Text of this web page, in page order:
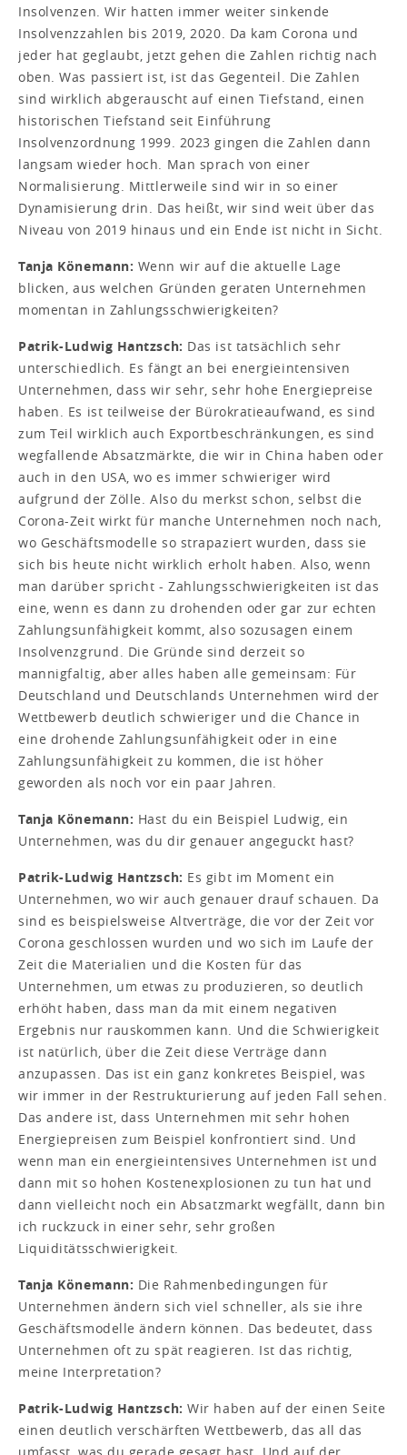
Insolvenzen. Wir hatten immer weiter sinkende
Insolvenzzahlen bis 2019, 2020. Da kam Corona und
jeder hat geglaubt, jetzt gehen die Zahlen richtig nach
oben. Was passiert ist, ist das Gegenteil. Die Zahlen
sind wirklich abgerauscht auf einen Tiefstand, einen
historischen Tiefstand seit Einführung
Insolvenzordnung 1999. 2023 gingen die Zahlen dann
langsam wieder hoch. Man sprach von einer
Normalisierung. Mittlerweile sind wir in so einer
Dynamisierung drin. Das heißt, wir sind weit über das
Niveau von 2019 hinaus und ein Ende ist nicht in Sicht.
Tanja Könemann: Wenn wir auf die aktuelle Lage
blicken, aus welchen Gründen geraten Unternehmen
momentan in Zahlungsschwierigkeiten?
Patrik-Ludwig Hantzsch: Das ist tatsächlich sehr
unterschiedlich. Es fängt an bei energieintensiven
Unternehmen, dass wir sehr, sehr hohe Energiepreise
haben. Es ist teilweise der Bürokratieaufwand, es sind
zum Teil wirklich auch Exportbeschränkungen, es sind
wegfallende Absatzmärkte, die wir in China haben oder
auch in den USA, wo es immer schwieriger wird
aufgrund der Zölle. Also du merkst schon, selbst die
Corona-Zeit wirkt für manche Unternehmen noch nach,
wo Geschäftsmodelle so strapaziert wurden, dass sie
sich bis heute nicht wirklich erholt haben. Also, wenn
man darüber spricht - Zahlungsschwierigkeiten ist das
eine, wenn es dann zu drohenden oder gar zur echten
Zahlungsunfähigkeit kommt, also sozusagen einem
Insolvenzgrund. Die Gründe sind derzeit so
mannigfaltig, aber alles haben alle gemeinsam: Für
Deutschland und Deutschlands Unternehmen wird der
Wettbewerb deutlich schwieriger und die Chance in
eine drohende Zahlungsunfähigkeit oder in eine
Zahlungsunfähigkeit zu kommen, die ist höher
geworden als noch vor ein paar Jahren.
Tanja Könemann: Hast du ein Beispiel Ludwig, ein
Unternehmen, was du dir genauer angeguckt hast?
Patrik-Ludwig Hantzsch: Es gibt im Moment ein
Unternehmen, wo wir auch genauer drauf schauen. Da
sind es beispielsweise Altverträge, die vor der Zeit vor
Corona geschlossen wurden und wo sich im Laufe der
Zeit die Materialien und die Kosten für das
Unternehmen, um etwas zu produzieren, so deutlich
erhöht haben, dass man da mit einem negativen
Ergebnis nur rauskommen kann. Und die Schwierigkeit
ist natürlich, über die Zeit diese Verträge dann
anzupassen. Das ist ein ganz konkretes Beispiel, was
wir immer in der Restrukturierung auf jeden Fall sehen.
Das andere ist, dass Unternehmen mit sehr hohen
Energiepreisen zum Beispiel konfrontiert sind. Und
wenn man ein energieintensives Unternehmen ist und
dann mit so hohen Kostenexplosionen zu tun hat und
dann vielleicht noch ein Absatzmarkt wegfällt, dann bin
ich ruckzuck in einer sehr, sehr großen
Liquiditätsschwierigkeit.
Tanja Könemann: Die Rahmenbedingungen für
Unternehmen ändern sich viel schneller, als sie ihre
Geschäftsmodelle ändern können. Das bedeutet, dass
Unternehmen oft zu spät reagieren. Ist das richtig,
meine Interpretation?
Patrik-Ludwig Hantzsch: Wir haben auf der einen Seite
einen deutlich verschärften Wettbewerb, das all das